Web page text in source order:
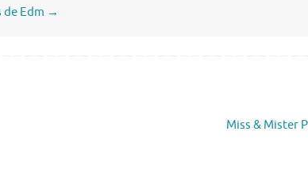
Edm →
Miss & Mister